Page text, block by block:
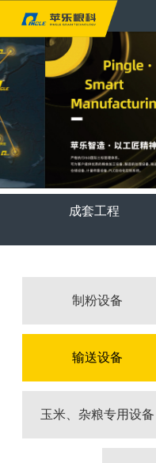
成套工程
制粉设备
输送设备
玉米、杂粮专用设备